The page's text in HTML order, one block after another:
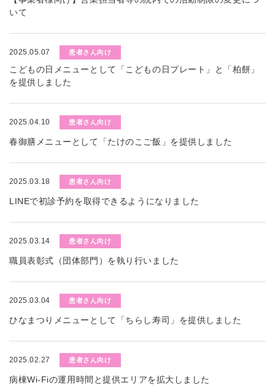
いて
2025.05.07 患者さん向け
こどもの日メニューとして「こどもの日プレート」と「柏餅」
を提供しました
2025.04.10 患者さん向け
春御膳メニューとして「たけのこご飯」を提供しました
2025.03.18 患者さん向け
LINEで初診予約を取得できるようになりました
2025.03.14 患者さん向け
職員表彰式（団体部門）を執り行いました
2025.03.04 患者さん向け
ひなまつりメニューとして「ちらし寿司」を提供しました
2025.02.27 患者さん向け
病棟Wi-Fiの運用時間と提供エリアを拡大しました